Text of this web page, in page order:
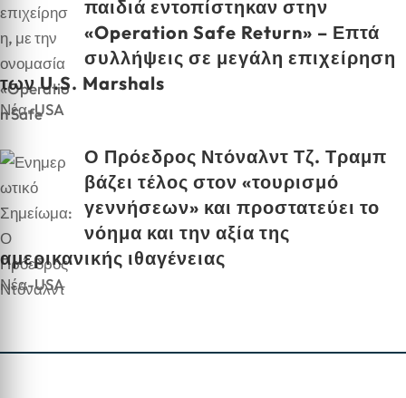
παιδιά εντοπίστηκαν στην
«Operation Safe Return» – Επτά
συλλήψεις σε μεγάλη επιχείρηση
των U.S. Marshals
Νέα-USA
Ο Πρόεδρος Ντόναλντ Τζ. Τραμπ
βάζει τέλος στον «τουρισμό
γεννήσεων» και προστατεύει το
νόημα και την αξία της
αμερικανικής ιθαγένειας
Νέα-USA